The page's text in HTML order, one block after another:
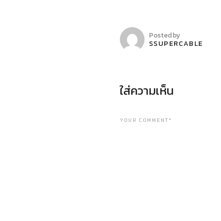
Posted by
SSUPERCABLE
ใส่ความเห็น
YOUR COMMENT*